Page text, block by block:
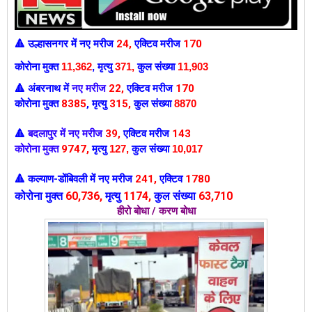
🔺उल्हासनगर मेंनए मरीज24,एक्टिव मरीज 170
कोरोना मुक्त11,362,मृत्यु371, कुल संख्या11,903
🔺 अंबरनाथ मेंनए मरीज 22, एक्टिव मरीज 170
कोरोना मुक्त8385,मृत्यु315, कुल संख्या8870
🔺 बदलापुर में नए मरीज 39,एक्टिव मरीज143
कोरोना मुक्त9747,मृत्यु127,कुल संख्या10,017
🔺कल्याण-डोंबिवली मेंनए मरीज 241, एक्टिव1780
कोरोना मुक्त 60,736,मृत्यु 1174,कुल संख्या63,710
हीरो बोधा / करण बोधा